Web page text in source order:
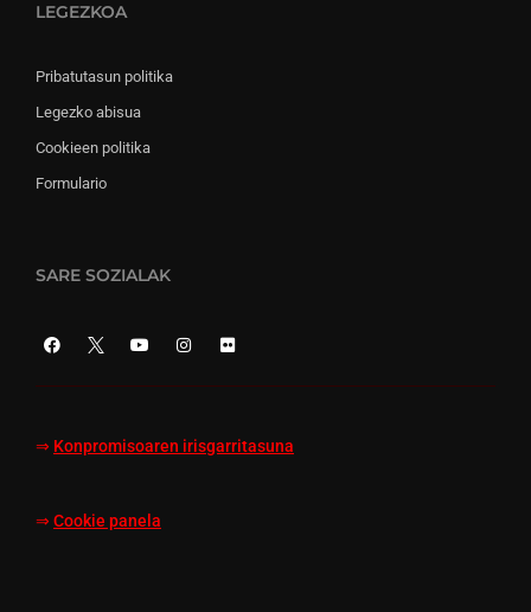
LEGEZKOA
Pribatutasun politika
Legezko abisua
Cookieen politika
Formulario
SARE SOZIALAK
⇒ Konpromisoaren irisgarritasuna
⇒ Cookie panela